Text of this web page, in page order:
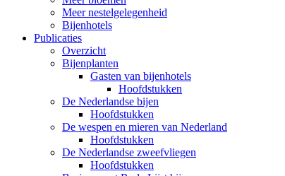
Meer nestelgelegenheid
Bijenhotels
Publicaties
Overzicht
Bijenplanten
Gasten van bijenhotels
Hoofdstukken
De Nederlandse bijen
Hoofdstukken
De wespen en mieren van Nederland
Hoofdstukken
De Nederlandse zweefvliegen
Hoofdstukken